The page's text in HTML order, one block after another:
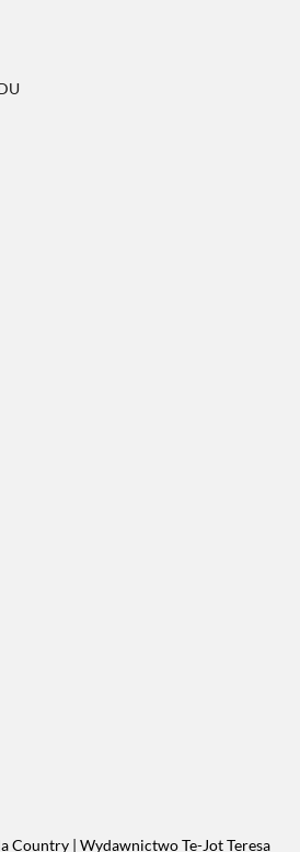
Country | Wydawnictwo Te-Jot Teresa
APTECZKA
W NATURZE